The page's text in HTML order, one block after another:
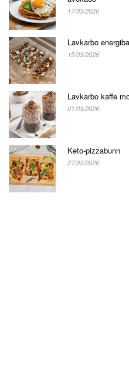
17/03/2026
Lavkarbo
15/03/2026
Lavkarbo kaffe
01/03/2026
Keto-pizzabunn
27/02/2026